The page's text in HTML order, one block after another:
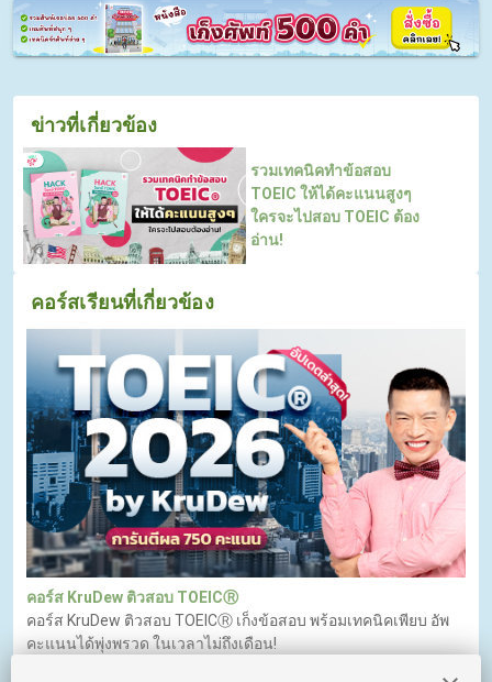
ข่าวที่เกี่ยวข้อง
รวมเทคนิคทำข้อสอบ
TOEIC ให้ได้คะแนนสูงๆ
ใครจะไปสอบ TOEIC ต้อง
อ่าน!
คอร์สเรียนที่เกี่ยวข้อง
คอร์ส KruDew ติวสอบ TOEICⓇ
คอร์ส KruDew ติวสอบ TOEICⓇ เก็งข้อสอบ พร้อมเทคนิคเพียบ อัพ
คะแนนได้พุ่งพรวด ในเวลาไม่ถึงเดือน!